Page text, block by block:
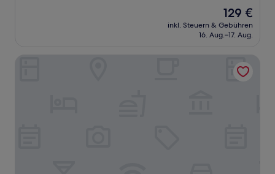
Der
Preis
beträgt
129 €
inkl. Steuern & Gebühren
16. Aug.–17. Aug.